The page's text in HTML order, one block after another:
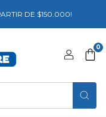
DE $150.000!
0